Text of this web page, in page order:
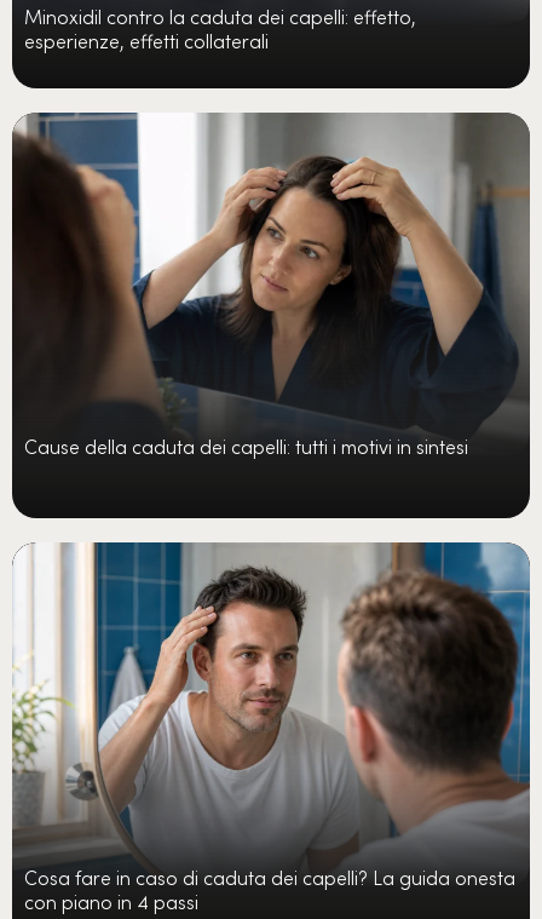
Minoxidil contro la caduta dei capelli: effetto,
esperienze, effetti collaterali
Cause della caduta dei capelli: tutti i motivi in sintesi
Cosa fare in caso di caduta dei capelli? La guida onesta
con piano in 4 passi